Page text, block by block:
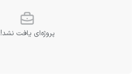
پروژه‌ای یافت نشد!